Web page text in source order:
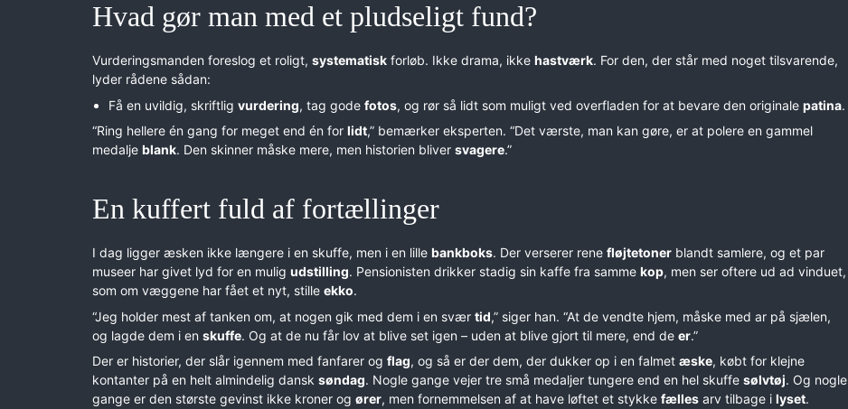
Hvad gør man med et pludseligt fund?
Vurderingsmanden foreslog et roligt, systematisk forløb. Ikke drama, ikke hastværk. For den, der står med noget tilsvarende,
lyder rådene sådan:
Få en uvildig, skriftlig vurdering, tag gode fotos, og rør så lidt som muligt ved overfladen for at bevare den originale patina.
“Ring hellere én gang for meget end én for lidt,” bemærker eksperten. “Det værste, man kan gøre, er at polere en gammel
medalje blank. Den skinner måske mere, men historien bliver svagere.”
En kuffert fuld af fortællinger
I dag ligger æsken ikke længere i en skuffe, men i en lille bankboks. Der verserer rene fløjtetoner blandt samlere, og et par
museer har givet lyd for en mulig udstilling. Pensionisten drikker stadig sin kaffe fra samme kop, men ser oftere ud ad vinduet,
som om væggene har fået et nyt, stille ekko.
“Jeg holder mest af tanken om, at nogen gik med dem i en svær tid,” siger han. “At de vendte hjem, måske med ar på sjælen,
og lagde dem i en skuffe. Og at de nu får lov at blive set igen – uden at blive gjort til mere, end de er.”
Der er historier, der slår igennem med fanfarer og flag, og så er der dem, der dukker op i en falmet æske, købt for klejne
kontanter på en helt almindelig dansk søndag. Nogle gange vejer tre små medaljer tungere end en hel skuffe sølvtøj. Og nogle
gange er den største gevinst ikke kroner og ører, men fornemmelsen af at have løftet et stykke fælles arv tilbage i lyset.